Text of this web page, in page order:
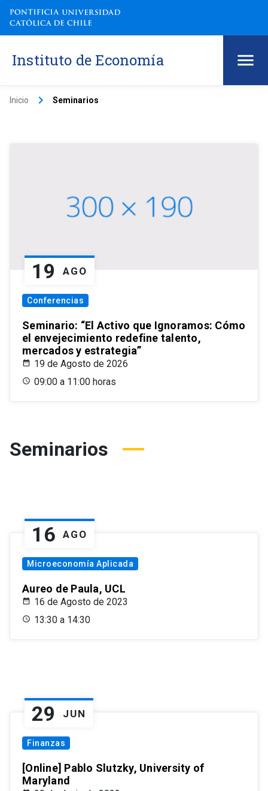
Instituto de Economía
Inicio keyboard_arrow_right Seminarios
19 AGO
Conferencias
Seminario: “El Activo que Ignoramos: Cómo
el envejecimiento redefine talento,
mercados y estrategia”
19 de Agosto de 2026
09:00 a 11:00 horas
Seminarios
16 AGO
Microeconomía Aplicada
Aureo de Paula, UCL
16 de Agosto de 2023
13:30 a 14:30
29 JUN
Finanzas
[Online] Pablo Slutzky, University of
Maryland